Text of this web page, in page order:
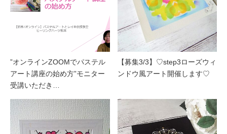
”オンラインZOOMでパステル
アート講座の始め方”モニター
受講いただき…
【募集3/3】♡step3ローズウィ
ンドウ風アート開催します♡